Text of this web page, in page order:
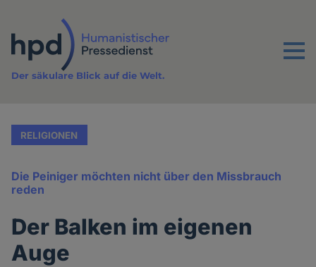
Inhalt
Menu
Der säkulare Blick auf die Welt.
RELIGIONEN
Die Peiniger möchten nicht über den Missbrauch
reden
Der Balken im eigenen
Auge